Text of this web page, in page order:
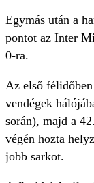
Egymás után a
pontot az Inter
0-ra.
Az első
vendégek
során), majd a
végén hozta
jobb sarkot.